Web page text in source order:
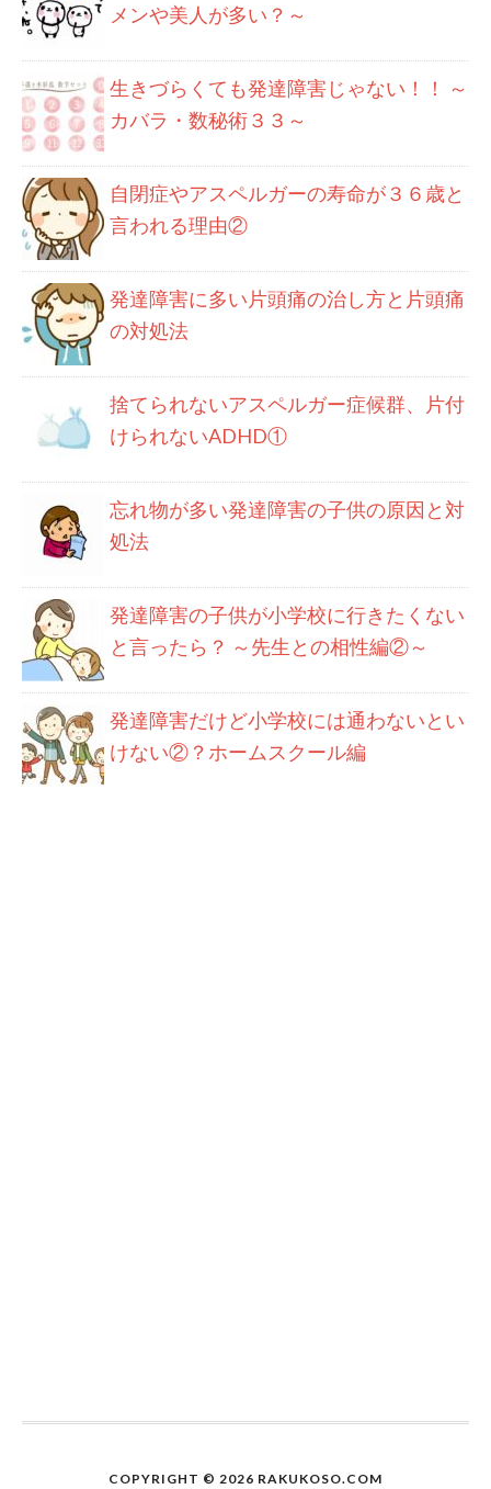
メンや美人が多い？～
生きづらくても発達障害じゃない！！ ～
カバラ・数秘術３３～
自閉症やアスペルガーの寿命が３６歳と
言われる理由②
発達障害に多い片頭痛の治し方と片頭痛
の対処法
捨てられないアスペルガー症候群、片付
けられないADHD①
忘れ物が多い発達障害の子供の原因と対
処法
発達障害の子供が小学校に行きたくない
と言ったら？ ～先生との相性編②～
発達障害だけど小学校には通わないとい
けない②？ホームスクール編
COPYRIGHT © 2026 RAKUKOSO.COM